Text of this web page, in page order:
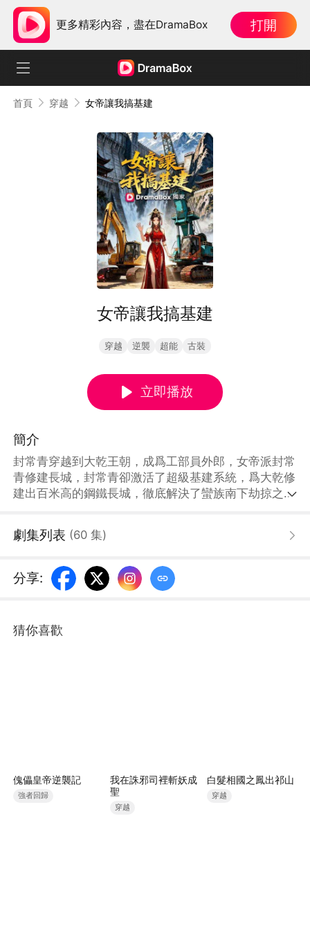
更多精彩內容，盡在DramaBox 打開
首頁 穿越 女帝讓我搞基建
女帝讓我搞基建
穿越 逆襲 超能 古裝
立即播放
簡介
封常青穿越到大乾王朝，成爲工部員外郎，女帝派封常
青修建長城，封常青卻激活了超級基建系統，爲大乾修
建出百米高的鋼鐵長城，徹底解決了蠻族南下劫掠之
劇集列表 (60 集)
分享:
猜你喜歡
傀儡皇帝逆襲記
強者回歸
我在誅邪司裡斬妖成
聖
穿越
白髮相國之鳳出祁山
穿越